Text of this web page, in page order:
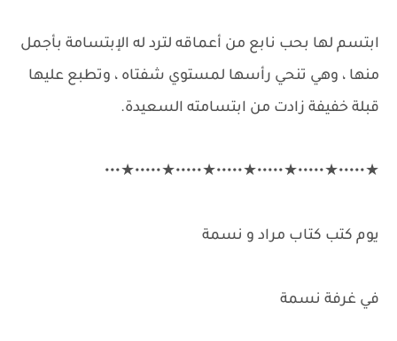
ابتسم لها بحب نابع من أعماقه لترد له الإبتسامة بأجمل
منها ، وهي تنحي رأسها لمستوي شفتاه ، وتطبع عليها
قبلة خفيفة زادت من ابتسامته السعيدة.
★•••••★•••••★•••••★•••••★•••••★•••••★•••
يوم كتب كتاب مراد و نسمة
في غرفة نسمة